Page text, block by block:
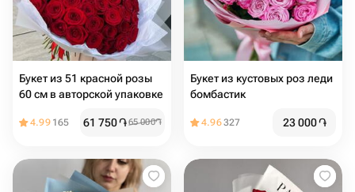
Букет из 51 красной розы
60 см в авторской упаковке
4.99 165 61 750֏65 000֏
Букет из кустовых роз леди
бомбастик
4.96327 23 000֏